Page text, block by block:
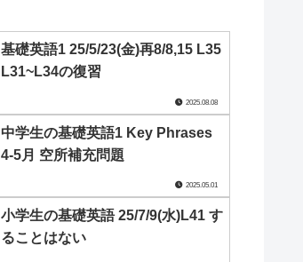
基礎英語1 25/5/23(金)再8/8,15 L35
L31~L34の復習
2025.08.08
中学生の基礎英語1 Key Phrases
4-5月 空所補充問題
2025.05.01
小学生の基礎英語 25/7/9(水)L41 す
ることはない